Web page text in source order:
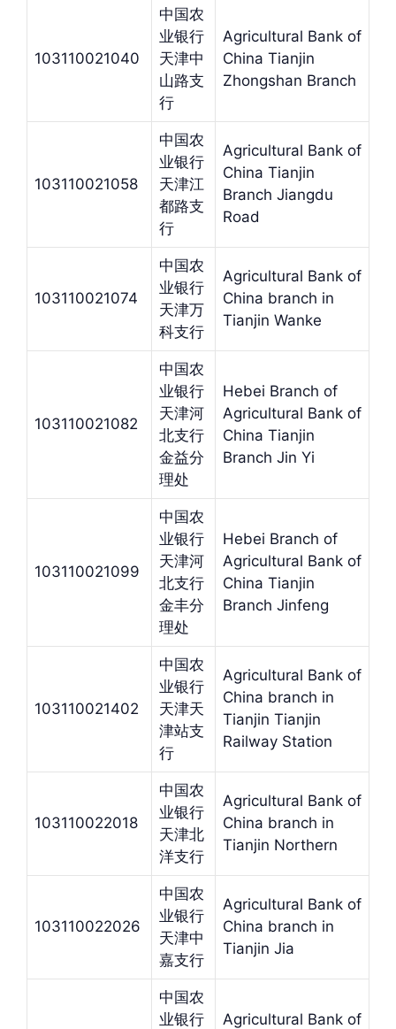
103110021040
中国农
业银行
天津中
山路支
行
Agricultural Bank of
China Tianjin
Zhongshan Branch
103110021058
中国农
业银行
天津江
都路支
行
Agricultural Bank of
China Tianjin
Branch Jiangdu
Road
103110021074
中国农
业银行
天津万
科支行
Agricultural Bank of
China branch in
Tianjin Wanke
103110021082
中国农
业银行
天津河
北支行
金益分
理处
Hebei Branch of
Agricultural Bank of
China Tianjin
Branch Jin Yi
103110021099
中国农
业银行
天津河
北支行
金丰分
理处
Hebei Branch of
Agricultural Bank of
China Tianjin
Branch Jinfeng
103110021402
中国农
业银行
天津天
津站支
行
Agricultural Bank of
China branch in
Tianjin Tianjin
Railway Station
103110022018
中国农
业银行
天津北
洋支行
Agricultural Bank of
China branch in
Tianjin Northern
103110022026
中国农
业银行
天津中
嘉支行
Agricultural Bank of
China branch in
Tianjin Jia
中国农
业银行
Agricultural Bank of